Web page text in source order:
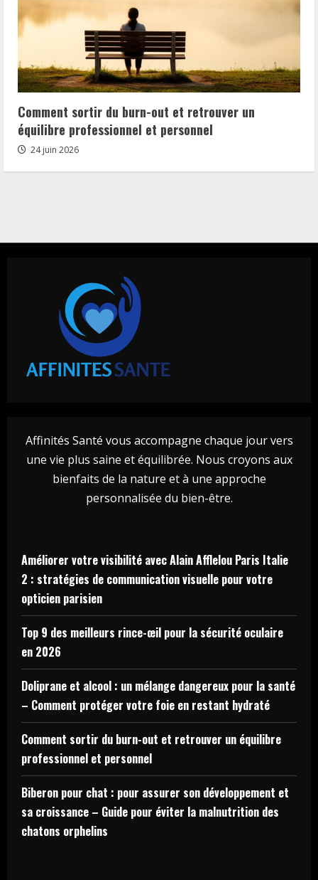
Comment sortir du burn-out et retrouver un
équilibre professionnel et personnel
24 juin 2026
Affinités Santé vous accompagne chaque jour vers
une vie plus saine et équilibrée. Nous croyons aux
bienfaits de la nature et à une approche
personnalisée du bien-être.
Améliorer votre visibilité avec Alain Afflelou Paris Italie
2 : stratégies de communication visuelle pour votre
opticien parisien
Top 9 des meilleurs rince-œil pour la sécurité oculaire
en 2026
Doliprane et alcool : un mélange dangereux pour la santé
– Comment protéger votre foie en restant hydraté
Comment sortir du burn-out et retrouver un équilibre
professionnel et personnel
Biberon pour chat : pour assurer son développement et
sa croissance – Guide pour éviter la malnutrition des
chatons orphelins